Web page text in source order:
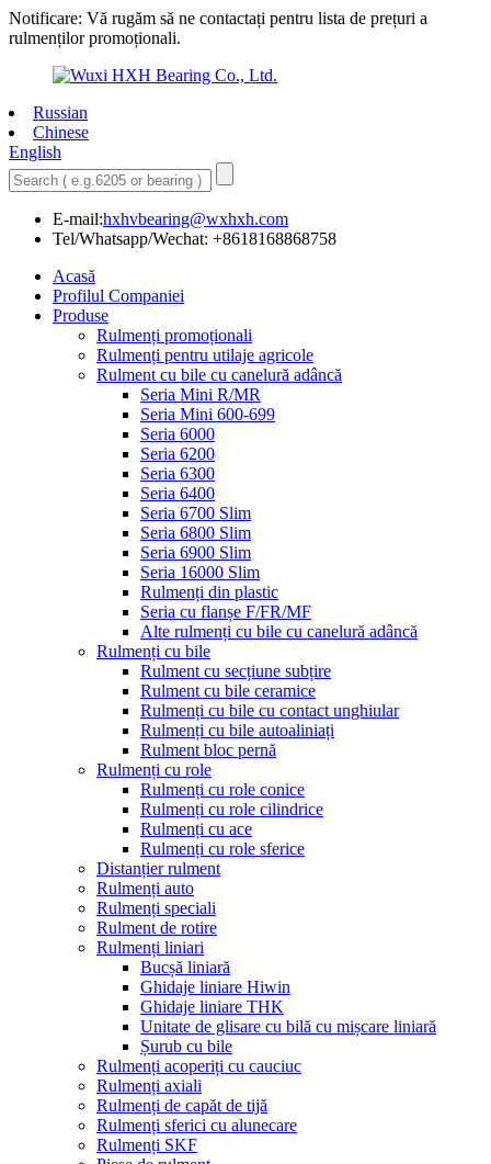
Notificare: Vă rugăm să ne contactați pentru lista de prețuri a
rulmenților promoționali.
Russian
Chinese
English
E-mail:hxhvbearing@wxhxh.com
Tel/Whatsapp/Wechat: +8618168868758
Acasă
Profilul Companiei
Produse
Rulmenți promoționali
Rulmenți pentru utilaje agricole
Rulment cu bile cu canelură adâncă
Seria Mini R/MR
Seria Mini 600-699
Seria 6000
Seria 6200
Seria 6300
Seria 6400
Seria 6700 Slim
Seria 6800 Slim
Seria 6900 Slim
Seria 16000 Slim
Rulmenți din plastic
Seria cu flanșe F/FR/MF
Alte rulmenți cu bile cu canelură adâncă
Rulmenți cu bile
Rulment cu secțiune subțire
Rulment cu bile ceramice
Rulmenți cu bile cu contact unghiular
Rulmenți cu bile autoaliniați
Rulment bloc pernă
Rulmenți cu role
Rulmenți cu role conice
Rulmenți cu role cilindrice
Rulmenți cu ace
Rulmenți cu role sferice
Distanțier rulment
Rulmenți auto
Rulmenți speciali
Rulment de rotire
Rulmenți liniari
Bucșă liniară
Ghidaje liniare Hiwin
Ghidaje liniare THK
Unitate de glisare cu bilă cu mișcare liniară
Șurub cu bile
Rulmenți acoperiți cu cauciuc
Rulmenți axiali
Rulmenți de capăt de tijă
Rulmenți sferici cu alunecare
Rulmenți SKF